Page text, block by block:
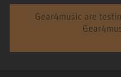
Gear4music are